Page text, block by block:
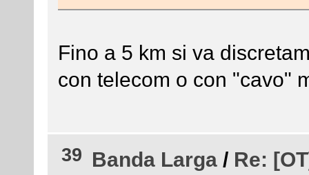
Fino a 5 km si va
con telecom o con "cavo"
39 Banda Larga / Re: